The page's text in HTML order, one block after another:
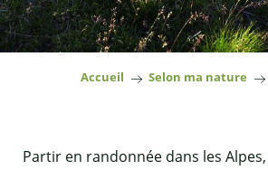
Accueil Selon ma nature
Partir en randonnée dans les